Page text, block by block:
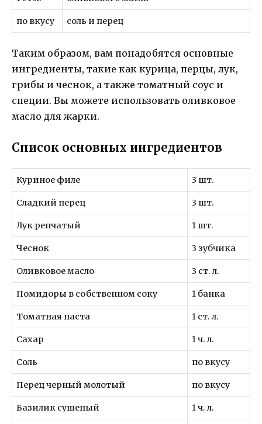
по вкусу соль и перец
Таким образом, вам понадобятся основные
ингредиенты, такие как курица, перцы, лук,
грибы и чеснок, а также томатный соус и
специи. Вы можете использовать оливковое
масло для жарки.
Список основных ингредиентов
Куриное филе 3 шт.
Сладкий перец 3 шт.
Лук репчатый 1 шт.
Чеснок 3 зубчика
Оливковое масло 3 ст. л.
Помидоры в собственном соку 1 банка
Томатная паста 1 ст. л.
Сахар 1 ч. л.
Соль по вкусу
Перец черный молотый по вкусу
Базилик сушеный 1 ч. л.